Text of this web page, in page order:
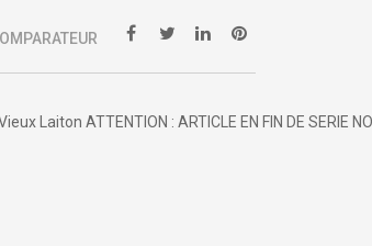
Laiton ATTENTION : ARTICLE EN FIN DE SERIE